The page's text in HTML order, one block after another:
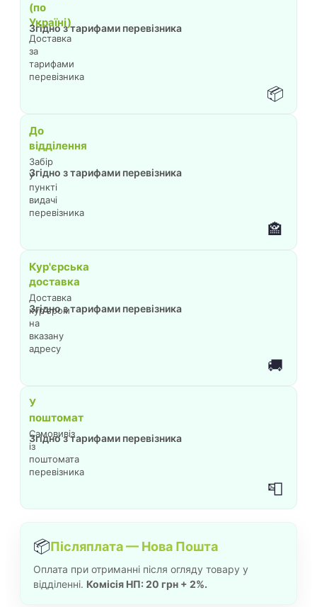
📦
(по
Україні)
Доставка
за
тарифами
перевізника
Згідно з тарифами перевізника
🏤
До
відділення
Забір
у
пункті
видачі
перевізника
Згідно з тарифами перевізника
🚚
Кур'єрська
доставка
Доставка
кур'єром
на
вказану
адресу
Згідно з тарифами перевізника
📮
У
поштомат
Самовивіз
із
поштомата
перевізника
Згідно з тарифами перевізника
📦Післяплата — Нова Пошта
Оплата при отриманні після огляду товару у
відділенні. Комісія НП: 20 грн + 2%.